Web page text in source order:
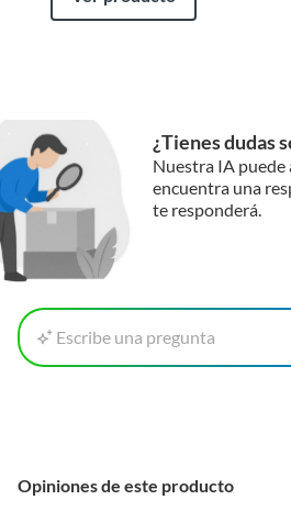
¿Tienes dudas
Nuestra IA puede
encuentra una
te responderá.
Escribe una pregunta
Opiniones de este producto